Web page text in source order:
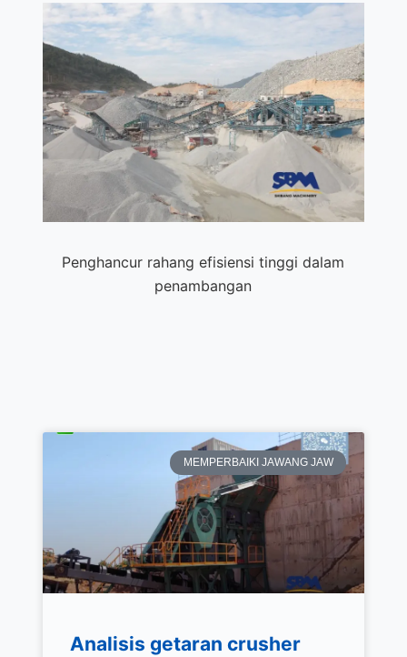
Penghancur rahang efisiensi tinggi dalam
penambangan
MEMPERBAIKI JAWANG JAW
Analisis getaran crusher